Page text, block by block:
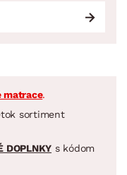
matrace.
sortiment
DOPLNKY s kódom